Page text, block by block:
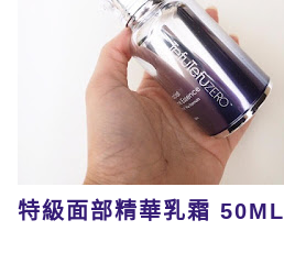
特級面部精華乳霜 50ML